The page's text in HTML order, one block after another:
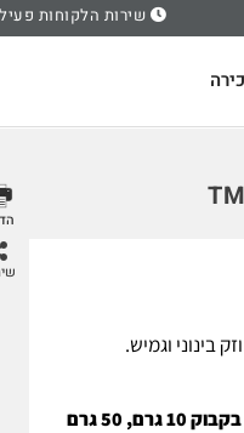
שירות הלקוחות פעיל
בינוני וגמיש.
בקבוק 10 גרם, 50 גרם
סל קניות